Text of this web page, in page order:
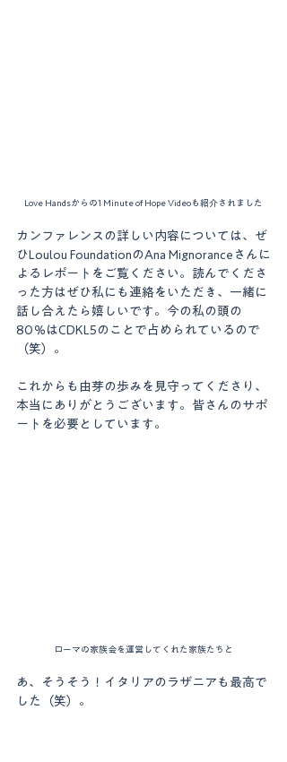
Love Handsからの1 Minute of Hope Videoも紹介されました
カンファレンスの詳しい内容については、ぜ
ひLoulou FoundationのAna Mignoranceさんに
よるレポートをご覧ください。読んでくださ
った方はぜひ私にも連絡をいただき、一緒に
話し合えたら嬉しいです。今の私の頭の
80％はCDKL5のことで占められているので
（笑）。
これからも由芽の歩みを見守ってくださり、
本当にありがとうございます。皆さんのサポ
ートを必要としています。
ローマの家族会を運営してくれた家族たちと
あ、そうそう！イタリアのラザニアも最高で
した（笑）。